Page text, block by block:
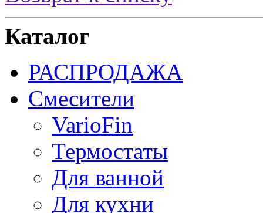
Каталог
РАСПРОДАЖА
Смесители
VarioFin
Термостаты
Для ванной
Для кухни